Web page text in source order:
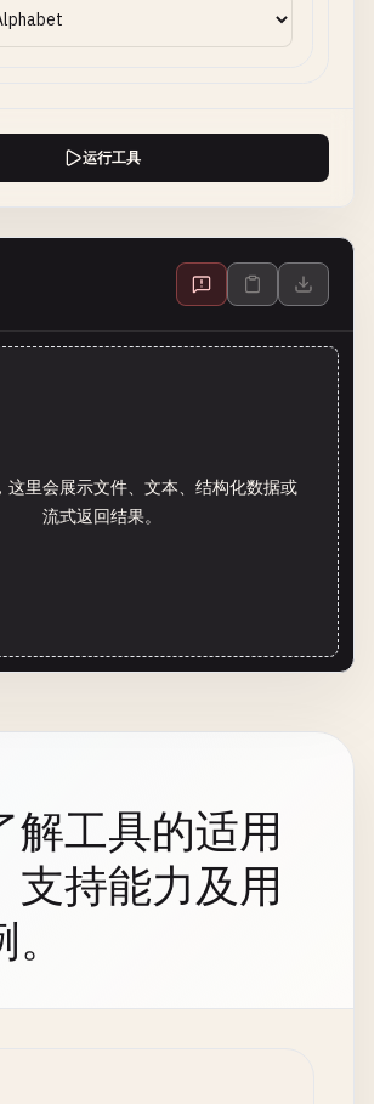
运行工具
这里会展示文件、文本、结构化数据或
流式返回结果。
解工具的适用
支持能力及用